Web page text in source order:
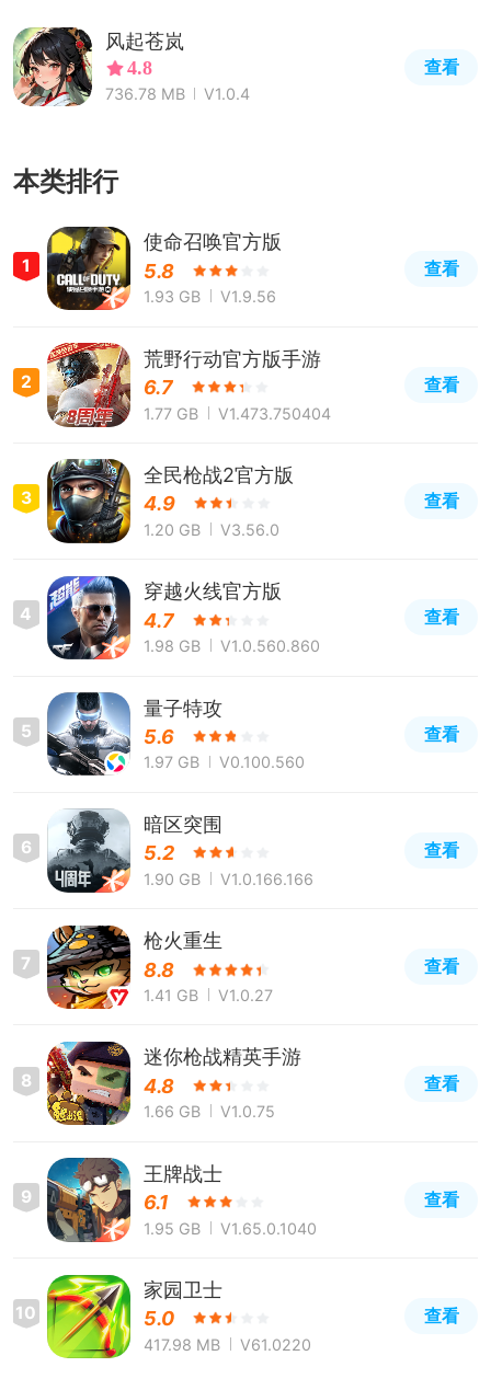
风起苍岚
4.8
736.78 MB V1.0.4
查看
本类排行
1
使命召唤官方版
5.8
1.93 GB V1.9.56
查看
2
荒野行动官方版手游
6.7
1.77 GB V1.473.750404
查看
3
全民枪战2官方版
4.9
1.20 GB V3.56.0
查看
4
穿越火线官方版
4.7
1.98 GB V1.0.560.860
查看
5
量子特攻
5.6
1.97 GB V0.100.560
查看
6
暗区突围
5.2
1.90 GB V1.0.166.166
查看
7
枪火重生
8.8
1.41 GB V1.0.27
查看
8
迷你枪战精英手游
4.8
1.66 GB V1.0.75
查看
9
王牌战士
6.1
1.95 GB V1.65.0.1040
查看
10
家园卫士
5.0
417.98 MB V61.0220
查看